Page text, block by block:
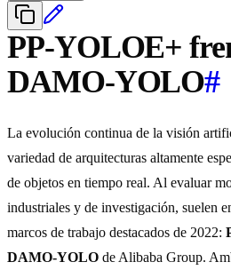
PP-YOLOE+
DAMO-YOLO#
La evolución continua de la visión
variedad de arquitecturas altamente
de objetos en tiempo real. Al evaluar
industriales y de investigación, suelen
marcos de trabajo destacados de 2022:
DAMO-YOLO de Alibaba Group.